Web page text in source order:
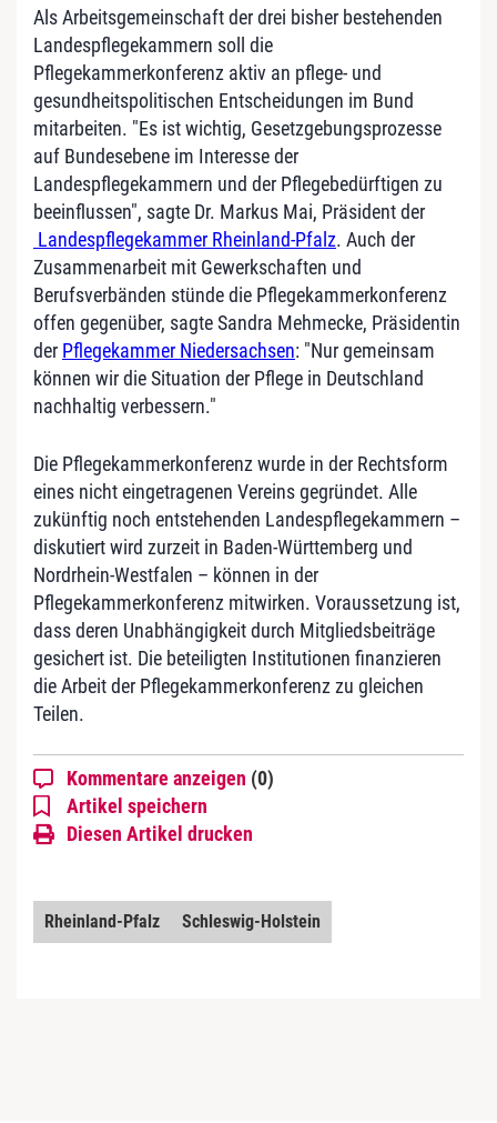
Als Arbeitsgemeinschaft der drei bisher bestehenden
Landespflegekammern soll die
Pflegekammerkonferenz aktiv an pflege- und
gesundheitspolitischen Entscheidungen im Bund
mitarbeiten. "Es ist wichtig, Gesetzgebungsprozesse
auf Bundesebene im Interesse der
Landespflegekammern und der Pflegebedürftigen zu
beeinflussen", sagte Dr. Markus Mai, Präsident der
Landespflegekammer Rheinland-Pfalz. Auch der
Zusammenarbeit mit Gewerkschaften und
Berufsverbänden stünde die Pflegekammerkonferenz
offen gegenüber, sagte Sandra Mehmecke, Präsidentin
der Pflegekammer Niedersachsen: "Nur gemeinsam
können wir die Situation der Pflege in Deutschland
nachhaltig verbessern."
Die Pflegekammerkonferenz wurde in der Rechtsform
eines nicht eingetragenen Vereins gegründet. Alle
zukünftig noch entstehenden Landespflegekammern –
diskutiert wird zurzeit in Baden-Württemberg und
Nordrhein-Westfalen – können in der
Pflegekammerkonferenz mitwirken. Voraussetzung ist,
dass deren Unabhängigkeit durch Mitgliedsbeiträge
gesichert ist. Die beteiligten Institutionen finanzieren
die Arbeit der Pflegekammerkonferenz zu gleichen
Teilen.
Kommentare anzeigen (0)
Artikel speichern
Diesen Artikel drucken
Rheinland-Pfalz Schleswig-Holstein